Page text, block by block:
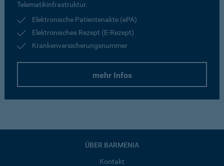
Telematikinfrastruktur.
Elektronische Patientenakte (ePA)
Elektronisches Rezept (E-Rezept)
Krankenversicherungsnummer
mehr Infos
ÜBER BARMENIA
Kontakt